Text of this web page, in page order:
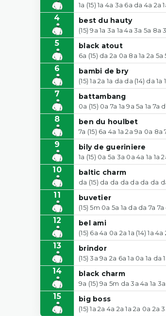
1a (15) 1a 4a 3a 6a da 4a 2a
4 best du hauty
(15) 9a 1a 3a 1a 4a 3a 5a 8a
5 black atout
6a (15) da 2a 0a 8a 1a 2a 5a
6 bambi de bry
(15) 1a 2a 1a da da (14) da 1a
7 battambang
0a (15) 0a 7a 1a 9a 5a 1a 7a
8 ben du houlbet
7a (15) 6a 4a 1a 2a 9a 0a 8a
9 bily de gueriniere
1a (15) 0a 5a 3a 0a 4a 1a 1a
10 baltic charm
da (15) da da da da da da
11 buvetier
(15) 5m 0a 5a 1a da da 7a
12 bel ami
(15) 6a 4a 0a 2a 1a (14) 1a 4a
13 brindor
(15) 3a 9a 2a 6a 1a 0a 1a da
14 black charm
9a (15) 9a 5m da 3a 4a 1a 3a
15 big boss
(15) 1a 2a 4a 2a 1a 2a 0a 2a